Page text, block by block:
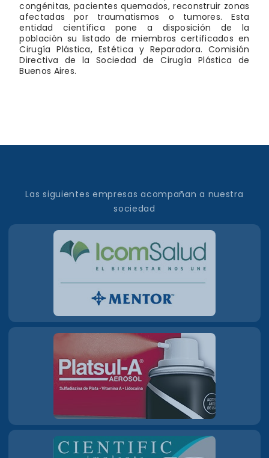
congénitas, pacientes quemados, reconstruir zonas
afectadas por traumatismos o tumores. Esta
entidad científica pone a disposición de la
población su listado de miembros certificados en
Cirugía Plástica, Estética y Reparadora. Comisión
Directiva de la Sociedad de Cirugía Plástica de
Buenos Aires.
Las siguientes empresas acompañan a nuestra
sociedad